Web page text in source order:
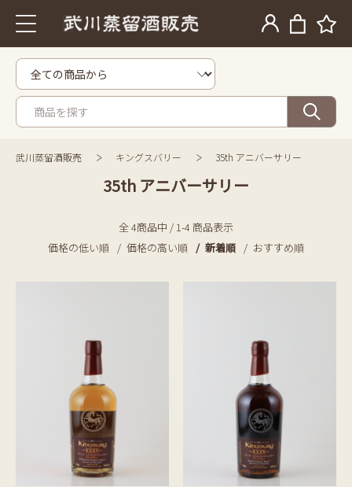
武川蒸留酒販売 キングスバリー 35th アニバーサリー
35th アニバーサリー
全 4商品中 / 1-4 商品表示
価格の低い順
価格の高い順 新着順 おすすめ順